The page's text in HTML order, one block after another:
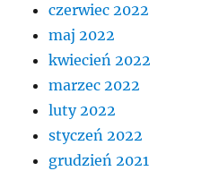
czerwiec 2022
maj 2022
kwiecień 2022
marzec 2022
luty 2022
styczeń 2022
grudzień 2021